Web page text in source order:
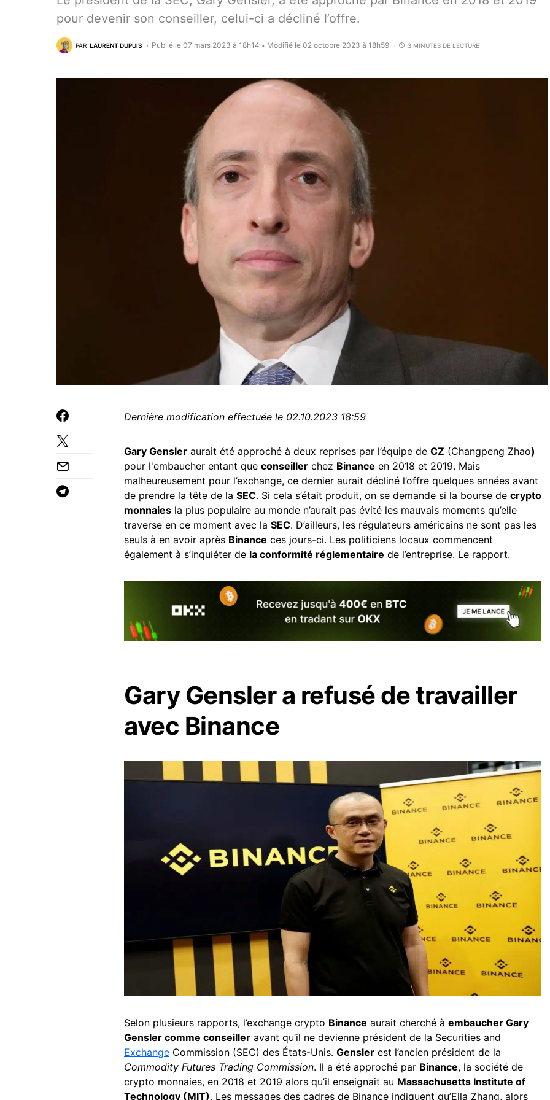
pour devenir son conseiller, celui-ci a décliné l’offre.
PAR LAURENT DUPUIS Publié le 07 mars 2023 à 18h14 • Modifié le 02 octobre 2023 à 18h59 3 MINUTES DE LECTURE
Dernière modification effectuée le 02.10.2023 18:59
Gary Gensler aurait été approché à deux reprises par l’équipe de CZ (Changpeng Zhao)
pour l'embaucher entant que conseiller chez Binance en 2018 et 2019. Mais
malheureusement pour l’exchange, ce dernier aurait décliné l’offre quelques années avant
de prendre la tête de la SEC. Si cela s’était produit, on se demande si la bourse de crypto
monnaies la plus populaire au monde n’aurait pas évité les mauvais moments qu’elle
traverse en ce moment avec la SEC. D’ailleurs, les régulateurs américains ne sont pas les
seuls à en avoir après Binance ces jours-ci. Les politiciens locaux commencent
également à s’inquiéter de la conformité réglementaire de l’entreprise. Le rapport.
Gary Gensler a refusé de travailler
avec Binance
Selon plusieurs rapports, l’exchange crypto Binance aurait cherché à embaucher Gary
Gensler comme conseiller avant qu’il ne devienne président de la Securities and
Exchange Commission (SEC) des États-Unis. Gensler est l’ancien président de la
Commodity Futures Trading Commission. Il a été approché par Binance, la société de
crypto monnaies, en 2018 et 2019 alors qu’il enseignait au Massachusetts Institute of
Technology (MIT). Les messages des cadres de Binance indiquent qu’Ella Zhang, alors